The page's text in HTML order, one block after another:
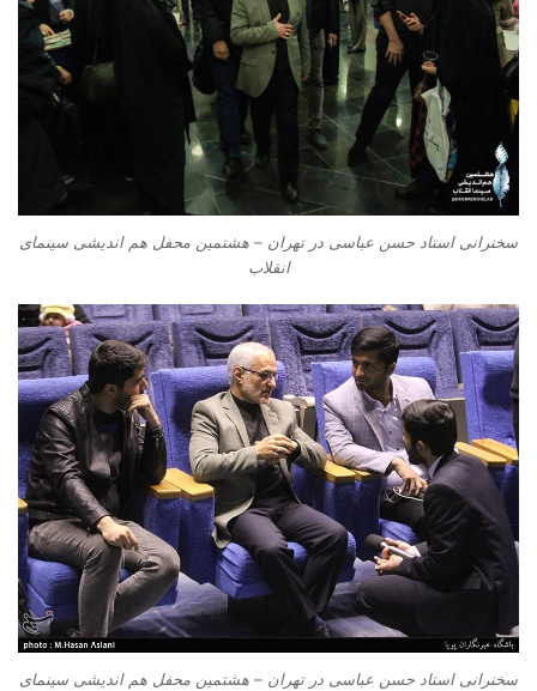
سخنرانی استاد حسن عباسی در تهران – هشتمین محفل هم اندیشی سینمای
انقلاب
سخنرانی استاد حسن عباسی در تهران – هشتمین محفل هم اندیشی سینمای